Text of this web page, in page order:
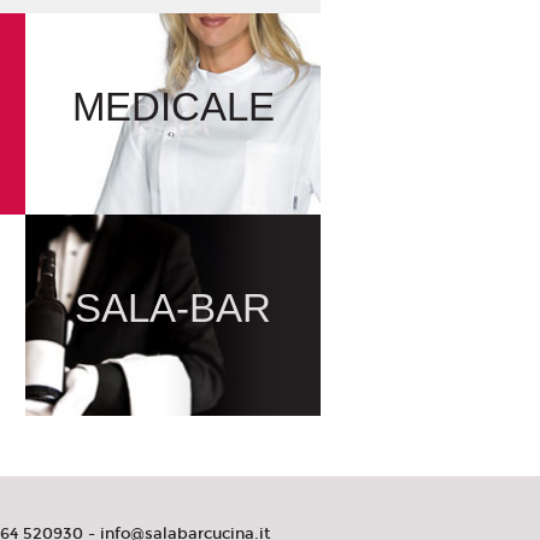
MEDICALE
SALA-BAR
520930 - info@salabarcucina.it